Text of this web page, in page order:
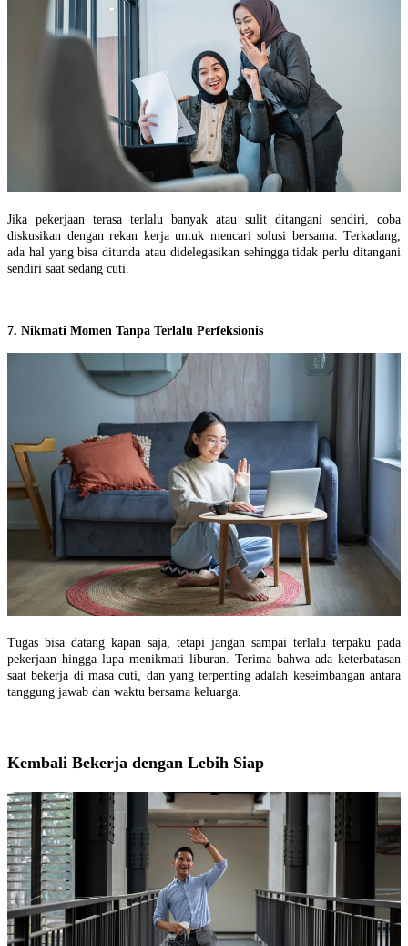
Jika pekerjaan terasa terlalu banyak atau sulit ditangani sendiri, coba
diskusikan dengan rekan kerja untuk mencari solusi bersama. Terkadang,
ada hal yang bisa ditunda atau didelegasikan sehingga tidak perlu ditangani
sendiri saat sedang cuti.
7. Nikmati Momen Tanpa Terlalu Perfeksionis
Tugas bisa datang kapan saja, tetapi jangan sampai terlalu terpaku pada
pekerjaan hingga lupa menikmati liburan. Terima bahwa ada keterbatasan
saat bekerja di masa cuti, dan yang terpenting adalah keseimbangan antara
tanggung jawab dan waktu bersama keluarga.
Kembali Bekerja dengan Lebih Siap